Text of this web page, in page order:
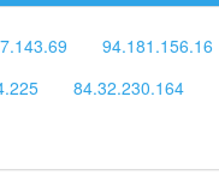
94.181.156.16
84.32.230.164